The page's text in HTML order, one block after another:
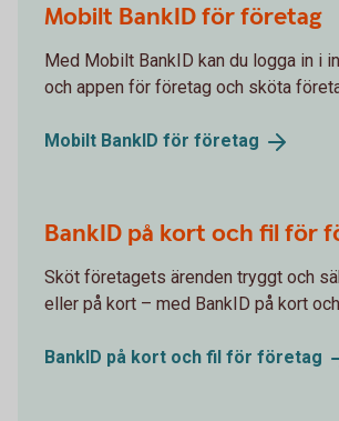
Mobilt BankID för företag
Med Mobilt BankID kan du logga in i
och appen för företag och sköta
Mobilt BankID för företag
BankID på kort och fil för
Sköt företagets ärenden tryggt och
eller på kort – med BankID på kort
BankID på kort och fil för företag